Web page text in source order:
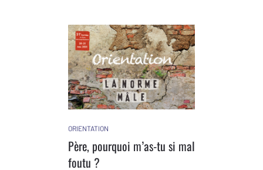
ORIENTATION
Père, pourquoi m’as-tu si mal
foutu ?